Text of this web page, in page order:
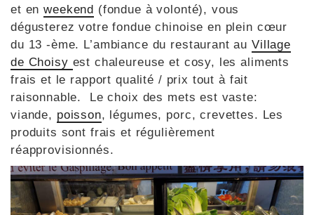
et enweekend (fondue à volonté), vous
dégusterez votre fondue chinoise en plein cœur
du 13 -ème. L’ambiance du restaurant auVillage
de Choisy est chaleureuse et cosy, les aliments
frais et le rapport qualité / prix tout à fait
raisonnable. Le choix des mets est vaste:
viande, poisson, légumes, porc, crevettes. Les
produits sont frais et régulièrement
réapprovisionnés.